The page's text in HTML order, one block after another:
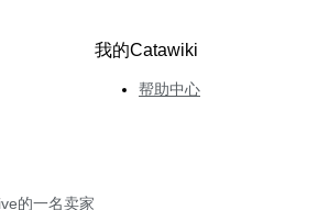
的一名卖家
我的Catawiki
帮助中心